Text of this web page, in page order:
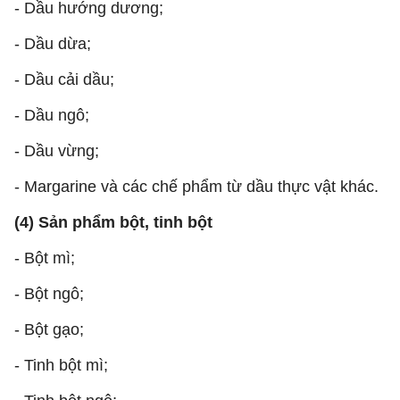
- Dầu hướng dương;
- Dầu dừa;
- Dầu cải dầu;
- Dầu ngô;
- Dầu vừng;
- Margarine và các chế phẩm từ dầu thực vật khác.
(4) Sản phẩm bột, tinh bột
- Bột mì;
- Bột ngô;
- Bột gạo;
- Tinh bột mì;